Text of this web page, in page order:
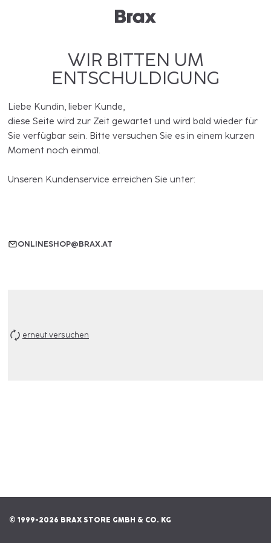
WIR BITTEN UM
ENTSCHULDIGUNG
Liebe Kundin, lieber Kunde,
diese Seite wird zur Zeit gewartet und wird bald wieder für
Sie verfügbar sein. Bitte versuchen Sie es in einem kurzen
Moment noch einmal.
Unseren Kundenservice erreichen Sie unter:
ONLINESHOP@BRAX.AT
erneut versuchen
© 1999-2026 BRAX STORE GMBH & CO. KG